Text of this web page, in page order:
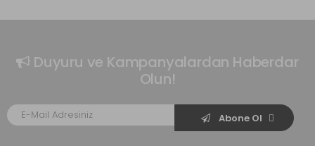
Duyuru ve Kampanyalardan Haberdar
Olun!
Abone Ol